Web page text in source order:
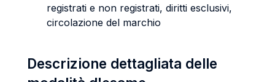
registrati e non registrati, diritti esclusivi,
circolazione del marchio
Descrizione dettagliata delle